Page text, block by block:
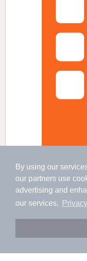
By using our
our partners use
advertising and
our services.
アプリに切り替
会員登録なしです
愛知川駅より徒歩13分 築
豊
稲